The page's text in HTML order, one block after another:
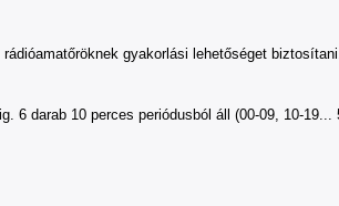
gyakorlási lehetőséget
6 darab 10 perces periódusból áll (00-09, 10-